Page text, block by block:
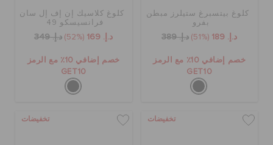
خدمة العملاء
كلوغ بيتسبرغ ستيلرز مبطن
بفرو
د.إ. 189 (51%) د.إ. 389
خصم إضافي 10٪ مع الرمز
GET10
كلوغ كلاسيك إن إف إل سان
فرانسيسكو 49
د.إ. 169 (52%) د.إ. 349
خصم إضافي 10٪ مع الرمز
GET10
تخفيضات تخفيضات